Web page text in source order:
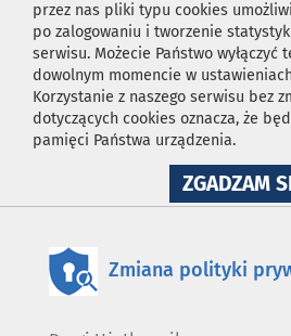
przez nas pliki typu cookies
po zalogowaniu i tworzenie
serwisu. Możecie Państwo wyłączyć
dowolnym momencie w
Korzystanie z naszego serwisu bez
dotyczących cookies oznacza, że
pamięci Państwa urządzenia.
ZGADZAM
Zmiana polityki